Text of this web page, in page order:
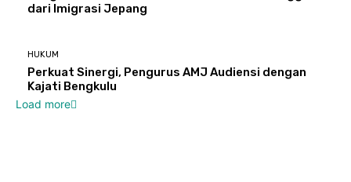
dari Imigrasi Jepang
HUKUM
Perkuat Sinergi, Pengurus AMJ Audiensi dengan
Kajati Bengkulu
Load more